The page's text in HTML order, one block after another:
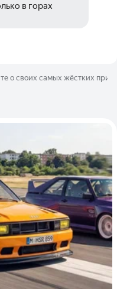
в горах
о своих самых жёстких